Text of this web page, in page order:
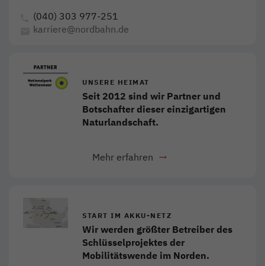
(040) 303 977-251
karriere@nordbahn.de
UNSERE HEIMAT
Seit 2012 sind wir Partner und
Botschafter dieser einzigartigen
Naturlandschaft.
Mehr erfahren Link öffnet in neuem
START IM AKKU-NETZ
Wir werden größter Betreiber des
Schlüsselprojektes der
Mobilitätswende im Norden.